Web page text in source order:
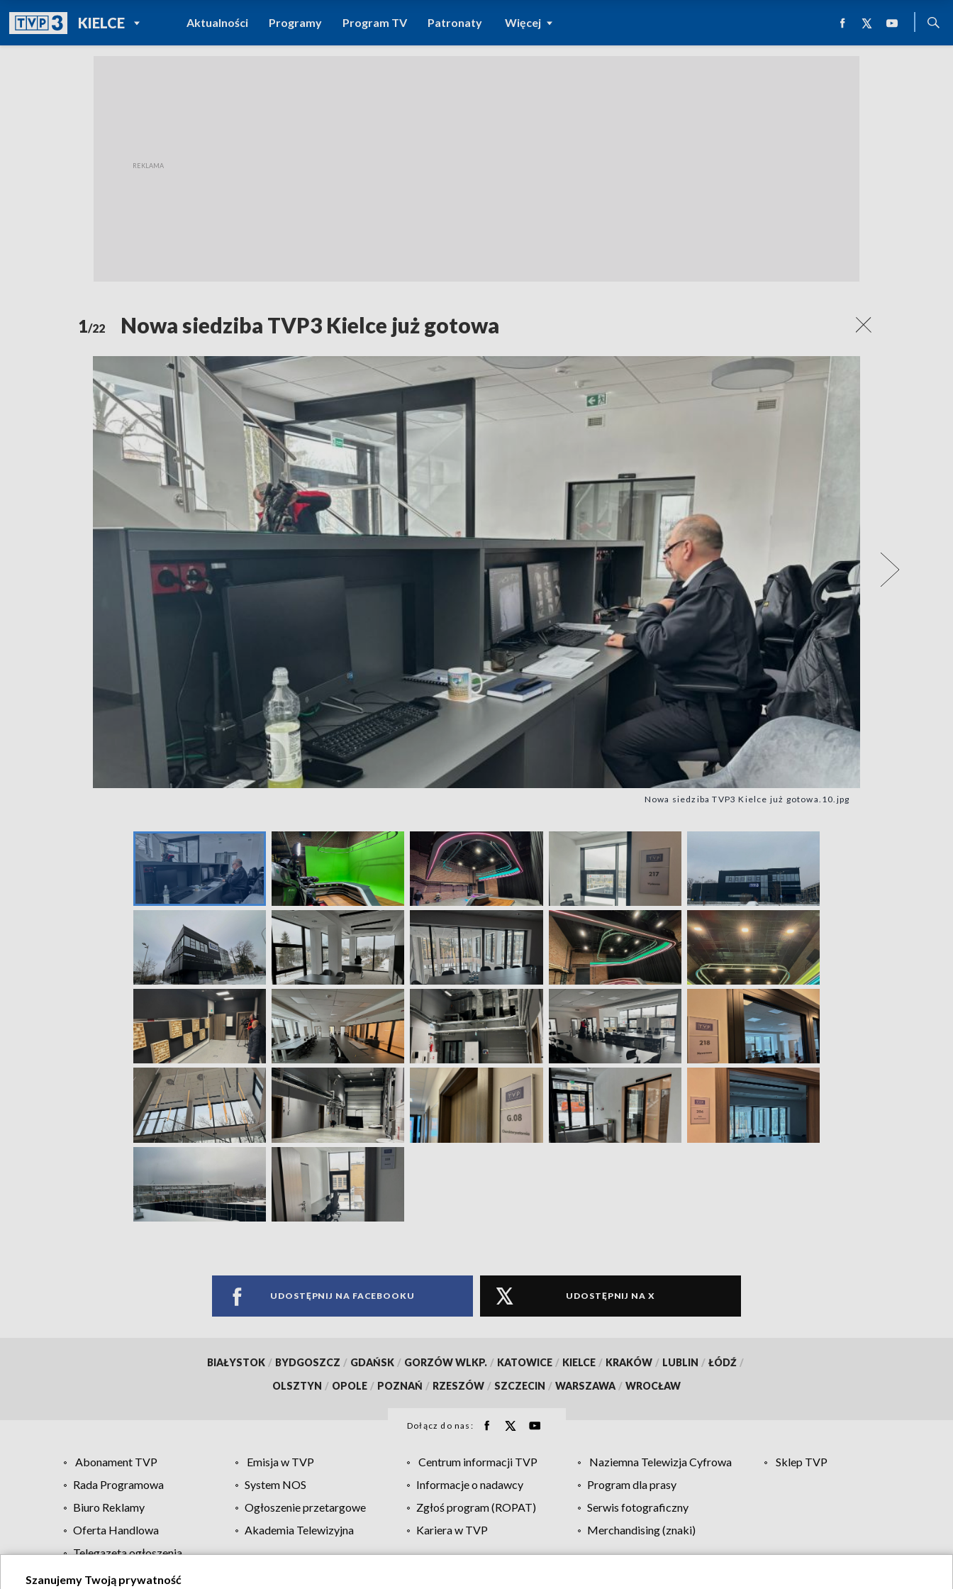
KIELCEPOWRÓT DO
TVP REGIONY
Aktualności Programy Program TV Patronaty Więcej
1/22 Nowa siedziba TVP3 Kielce już gotowa
Nowa siedziba TVP3 Kielce już gotowa.10.jpg
UDOSTĘPNIJ NA FACEBOOKU UDOSTĘPNIJ NA X
BIAŁYSTOK / BYDGOSZCZ / GDAŃSK / GORZÓW WLKP. / KATOWICE / KIELCE / KRAKÓW / LUBLIN / ŁÓDŹ /
OLSZTYN / OPOLE / POZNAŃ / RZESZÓW / SZCZECIN / WARSZAWA / WROCŁAW
Dołącz do nas:
Abonament TVP Emisja w TVP Centrum informacji TVP Naziemna Telewizja Cyfrowa
Sklep TVP
Rada Programowa
System NOS Informacje o nadawcy
Program dla prasy
Biuro Reklamy
Ogłoszenie przetargowe Zgłoś program (ROPAT)
Serwis fotograficzny
Oferta Handlowa
Akademia Telewizyjna Kariera w TVP
Merchandising (znaki)
Telegazeta ogłoszenia
Szanujemy Twoją prywatność